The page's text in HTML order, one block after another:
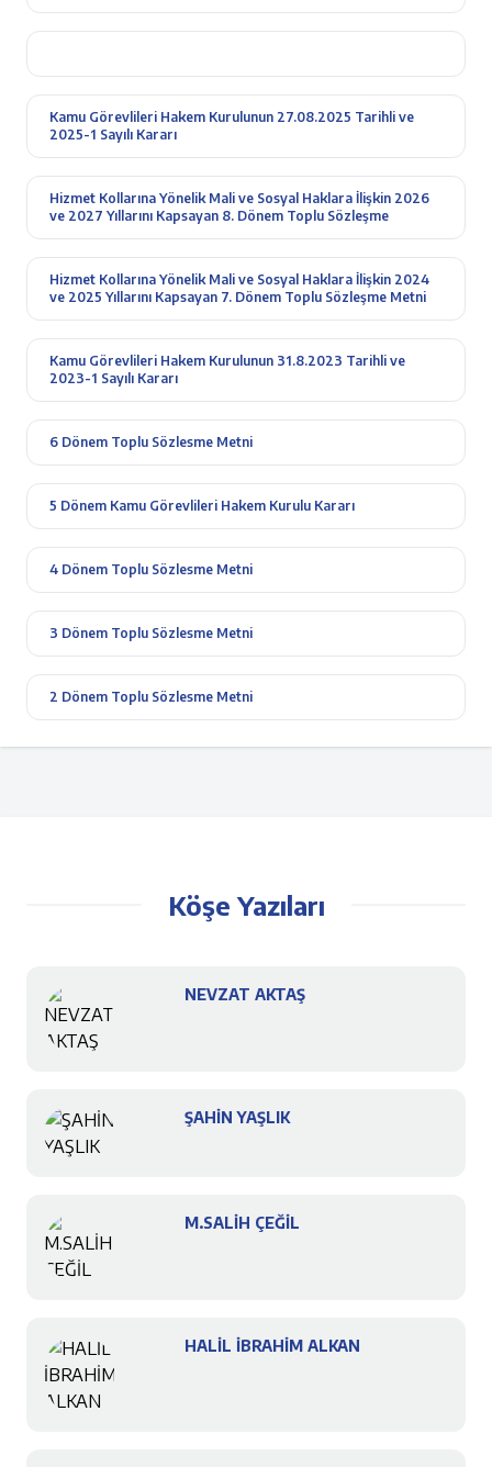
Kamu Görevlileri Hakem Kurulunun 27.08.2025 Tarihli ve
2025-1 Sayılı Kararı
Hizmet Kollarına Yönelik Mali ve Sosyal Haklara İlişkin 2026
ve 2027 Yıllarını Kapsayan 8. Dönem Toplu Sözleşme
Hizmet Kollarına Yönelik Mali ve Sosyal Haklara İlişkin 2024
ve 2025 Yıllarını Kapsayan 7. Dönem Toplu Sözleşme Metni
Kamu Görevlileri Hakem Kurulunun 31.8.2023 Tarihli ve
2023-1 Sayılı Kararı
6 Dönem Toplu Sözlesme Metni
5 Dönem Kamu Görevlileri Hakem Kurulu Kararı
4 Dönem Toplu Sözlesme Metni
3 Dönem Toplu Sözlesme Metni
2 Dönem Toplu Sözlesme Metni
Köşe Yazıları
NEVZAT AKTAŞ
ŞAHİN YAŞLIK
M.SALİH ÇEĞİL
HALİL İBRAHİM ALKAN